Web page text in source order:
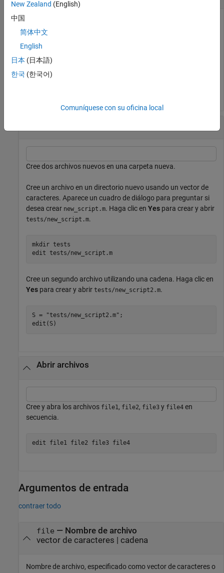
Cree y abra un archivo nuevo llamado
de MATLAB® (o en el editor predeterminado).
aparece en la carpeta actual.
Cree dos archivos nuevos en una carpeta nueva.
Cree un archivo en un directorio nuevo usando un vector de
caracteres. Aparece un cuadro de diálogo para preguntar si
desea crear new_script.m. Haga clic en Yes para crear y abrir
tests/new_script.m.
mkdir tests
edit tests/new_script.m
Cree un segundo archivo utilizando una cadena. Haga clic en
Yes para crear y abrir tests/new_script2.m.
S = "tests/new_script2.m" ;
Abrir archivos
Cree y abra los archivos file1 , file2, file3 y file4 en
secuencia.
edit file1 file2 file3 file4
Argumentos de entrada
contraer todo
file — Nombre de archivo
vector de caracteres | cadena
Nombre de archivo, especificado como vector de caracteres o
New Zealand (English)
中国
简体中文
English
日本 (日本語)
한국 (한국어)
Comuníquese con su oficina local